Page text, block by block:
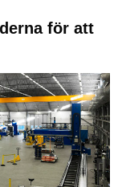
för att